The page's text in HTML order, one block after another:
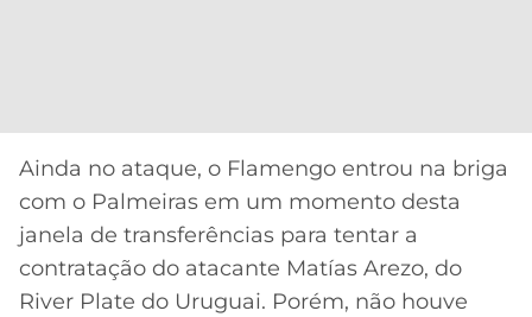
Ainda no ataque, o Flamengo entrou na briga
com o Palmeiras em um momento desta
janela de transferências para tentar a
contratação do atacante Matías Arezo, do
River Plate do Uruguai. Porém, não houve